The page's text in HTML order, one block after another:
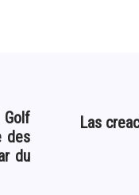
Golf
des
du
Las